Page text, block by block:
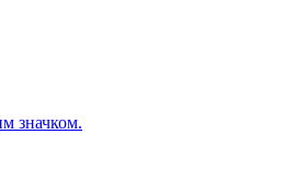
значком.